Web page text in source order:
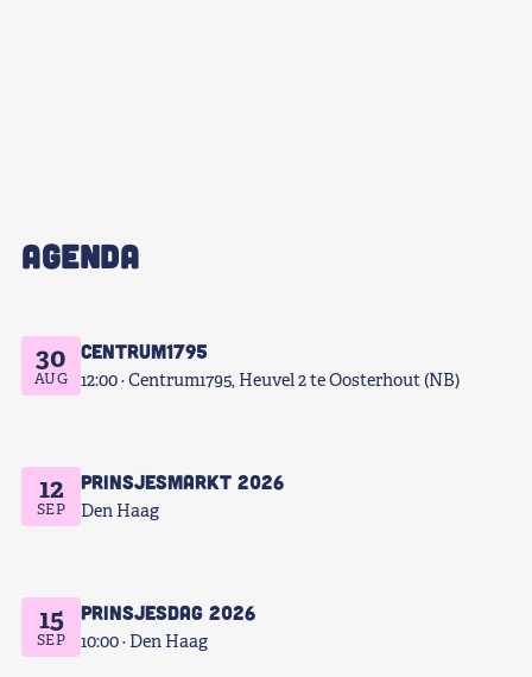
AGENDA
30
AUG
Centrum1795
12:00 Centrum1795, Heuvel 2 te Oosterhout (NB)
12
SEP
Prinsjesmarkt 2026
Den Haag
15
SEP
Prinsjesdag 2026
10:00 Den Haag